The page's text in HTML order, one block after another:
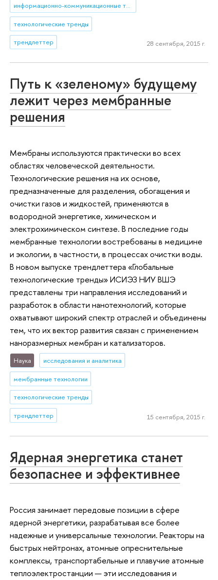
информационно-коммуникационные технологии
технологические тренды
трендлеттер 28 сентября, 2015 г.
Путь к «зеленому» будущему
лежит через мембранные
решения
Мембраны используются практически во всех
областях человеческой деятельности.
Технологические решения на их основе,
предназначенные для разделения, обогащения и
очистки газов и жидкостей, применяются в
водородной энергетике, химическом и
электрохимическом синтезе. В последние годы
мембранные технологии востребованы в медицине
и экологии, в частности, в процессах очистки воды.
В новом выпуске трендлеттера «Глобальные
технологические тренды» ИСИЭЗ НИУ ВШЭ
представлены три направления исследований и
разработок в области нанотехнологий, которые
охватывают широкий спектр отраслей и объединены
тем, что их вектор развития связан с применением
наноразмерных мембран и катализаторов.
Наука исследования и аналитика
мембранные технологии
технологические тренды
трендлеттер 15 сентября, 2015 г.
Ядерная энергетика станет
безопаснее и эффективнее
Россия занимает передовые позиции в сфере
ядерной энергетики, разрабатывая все более
надежные и универсальные технологии. Реакторы на
быстрых нейтронах, атомные опреснительные
комплексы, транспортабельные и плавучие атомные
теплоэлектростанции — эти исследования и